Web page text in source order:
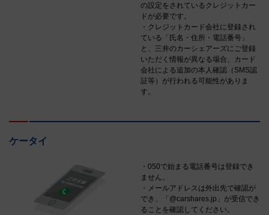
の設定をされているクレジットカー
ドが必要です。
・クレジットカード会社に登録され
ている「氏名・住所・電話番号」
と、三井のカーシェアーズにご登録
いただく情報が異なる場合、カード
会社による追加の本人確認（SMS認
証等）が行われる可能性がありま
す。
ケータイ
・050で始まる電話番号は登録でき
ません。
・メールアドレスは外出先で確認が
でき、「@carshares.jp」が受信でき
ることを確認してください。